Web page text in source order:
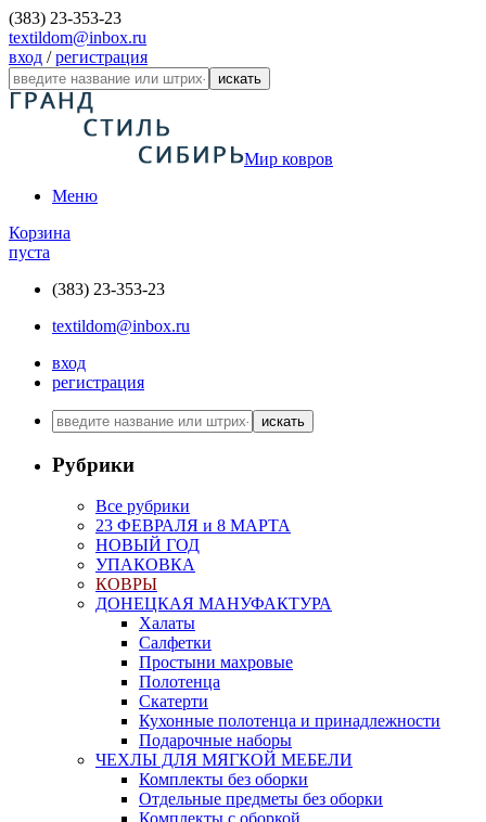
(383) 23-353-23
textildom@inbox.ru
вход /регистрация
искать
Мир ковров
Меню
Корзина
пуста
(383) 23-353-23
textildom@inbox.ru
вход
регистрация
искать
Рубрики
Все рубрики
23 ФЕВРАЛЯ и 8 МАРТА
НОВЫЙ ГОД
УПАКОВКА
КОВРЫ
ДОНЕЦКАЯ МАНУФАКТУРА
Халаты
Салфетки
Простыни махровые
Полотенца
Скатерти
Кухонные полотенца и принадлежности
Подарочные наборы
ЧЕХЛЫ ДЛЯ МЯГКОЙ МЕБЕЛИ
Комплекты без оборки
Отдельные предметы без оборки